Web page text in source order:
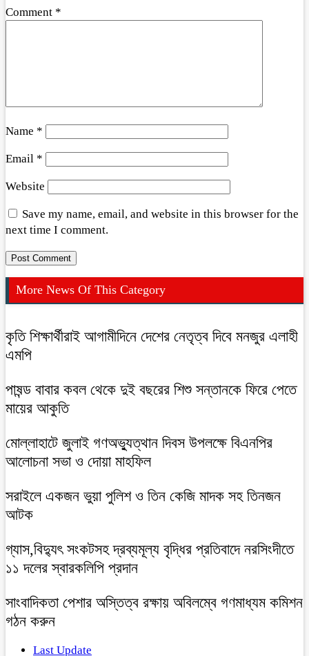
Comment *
Name *
Email *
Website
Save my name, email, and website in this browser for the
next time I comment.
More News Of This Category
কৃতি শিক্ষার্থীরাই আগামীদিনে দেশের নেতৃত্ব দিবে মনজুর এলাহী
এমপি
পাষন্ড বাবার কবল থেকে দুই বছরের শিশু সন্তানকে ফিরে পেতে
মায়ের আকুতি
মোল্লাহাটে জুলাই গণঅভ্যুত্থান দিবস উপলক্ষে বিএনপির
আলোচনা সভা ও দোয়া মাহফিল
সরাইলে একজন ভুয়া পুলিশ ও তিন কেজি মাদক সহ তিনজন
আটক
গ্যাস,বিদ্যুৎ সংকটসহ দ্রব্যমূল্য বৃদ্ধির প্রতিবাদে নরসিংদীতে
১১ দলের স্বারকলিপি প্রদান
সাংবাদিকতা পেশার অস্তিত্ব রক্ষায় অবিলম্বে গণমাধ্যম কমিশন
গঠন করুন
Last Update